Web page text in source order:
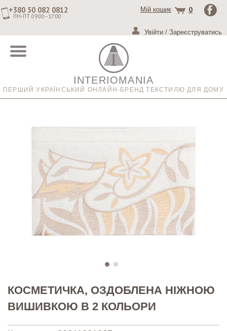
+380 50 082 0812
ПН-ПТ 09:00–17:00
Мій кошик 0
Увійти / Зареєструватись
INTERIOMANIA
ПЕРШИЙ УКРАЇНСЬКИЙ ОНЛАЙН-БРЕНД ТЕКСТИЛЮ ДЛЯ ДОМУ
КОСМЕТИЧКА, ОЗДОБЛЕНА НІЖНОЮ
ВИШИВКОЮ В 2 КОЛЬОРИ